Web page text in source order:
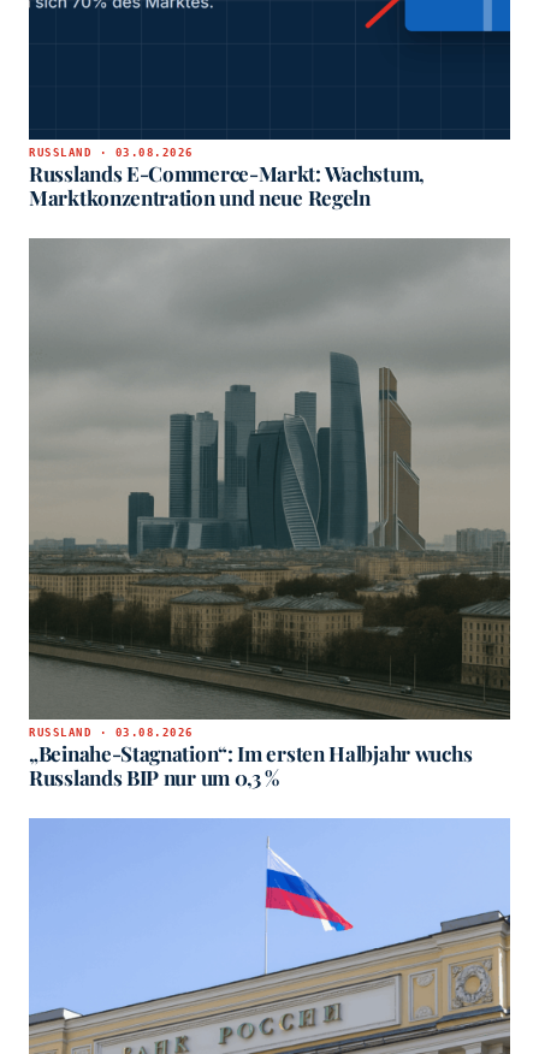
RUSSLAND · 03.08.2026
Russlands E-Commerce-Markt: Wachstum,
Marktkonzentration und neue Regeln
RUSSLAND · 03.08.2026
„Beinahe-Stagnation“: Im ersten Halbjahr wuchs
Russlands BIP nur um 0,3 %